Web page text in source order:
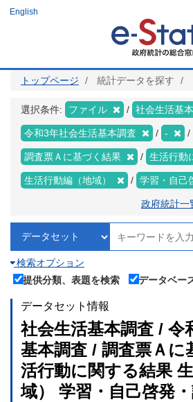
ツ
English
トップページ 統計データを探す
選択条件: ファイル 社会生活基
令和3年社会生活基本調査 -
調査票Ａに基づく結果 生活行動
生活行動編（地域） 学習・自己
政府統計一
検索オプション
提供分類、表題を検索
データベー
データセット情報
社会生活基本調査 / 令
基本調査 / 調査票Ａに
活行動に関する結果
域） 学習・自己啓発